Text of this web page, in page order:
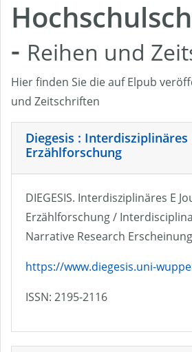
- Reihen und
Hier finden Sie die auf Elpub
und Zeitschriften
Diegesis : Interdisziplinäres
Erzählforschung
DIEGESIS. Interdisziplinäres E
Erzählforschung /
Narrative Research
https://www.diegesis.uni-
ISSN: 2195-2116